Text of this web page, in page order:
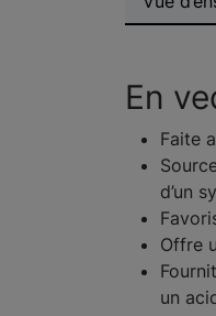
En
Faite
d’un
Offre
un